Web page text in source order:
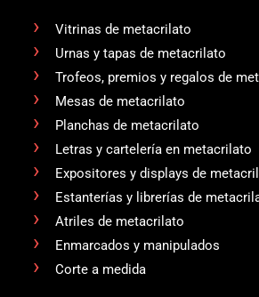
Vitrinas de metacrilato
Urnas y tapas de metacrilato
Trofeos, premios y regalos de
Mesas de metacrilato
Planchas de metacrilato
Letras y cartelería en metacrilato
Expositores y displays de
Estanterías y librerías de
Atriles de metacrilato
Enmarcados y manipulados
Corte a medida